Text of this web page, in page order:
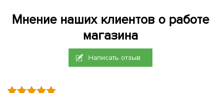
Мнение наших клиентов о работе
магазина
Написать отзыв